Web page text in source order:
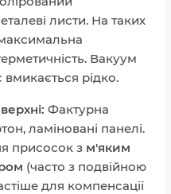
листи. На таких
Вакуум
рідко.
Фактурна
ламіновані панелі.
присосок з м'яким
(часто з подвійною
для компенсації